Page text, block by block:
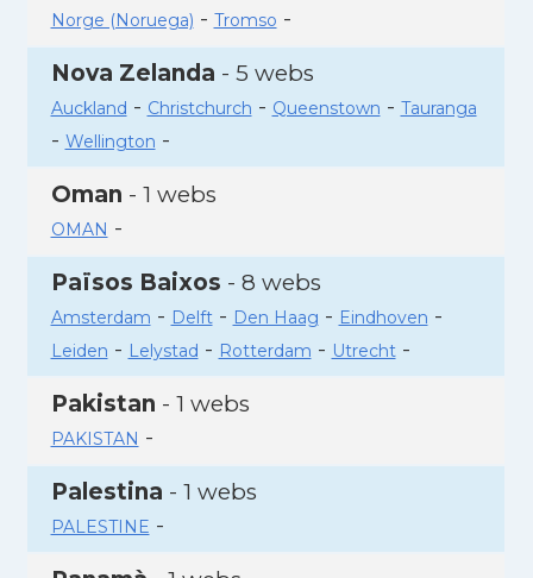
Norge (Noruega) - Tromso -
Nova Zelanda - 5 webs
Auckland - Christchurch - Queenstown - Tauranga
- Wellington -
Oman - 1 webs
OMAN -
Països Baixos - 8 webs
Amsterdam - Delft- Den Haag - Eindhoven -
Leiden - Lelystad - Rotterdam - Utrecht-
Pakistan - 1 webs
PAKISTAN -
Palestina - 1 webs
PALESTINE -